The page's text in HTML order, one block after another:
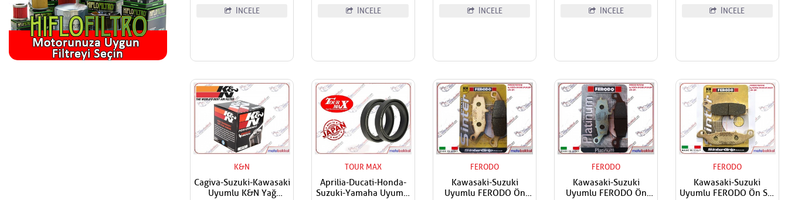
İNCELE İNCELE İNCELE İNCELE İNCELE
K&N
Cagiva-Suzuki-Kawasaki
Uyumlu K&N Yağ
TOUR MAX
Aprilia-Ducati-Honda-
Suzuki-Yamaha Uyumlu
FERODO
Kawasaki-Suzuki
Uyumlu FERODO Ön
FERODO
Kawasaki-Suzuki
Uyumlu FERODO Ön
FERODO
Kawasaki-Suzuki
Uyumlu FERODO Ön Sol